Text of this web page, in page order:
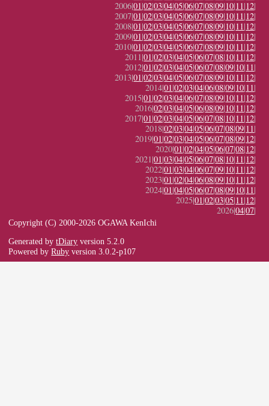
2006|01|02|03|04|05|06|07|08|09|10|11|12|
2007|01|02|03|04|05|06|07|08|09|10|11|12|
2008|01|02|03|04|05|06|07|08|09|10|11|12|
2009|01|02|03|04|05|06|07|08|09|10|11|12|
2010|01|02|03|04|05|06|07|08|09|10|11|12|
2011|01|02|03|04|05|06|07|08|10|11|12|
2012|01|02|03|04|05|06|07|08|09|10|11|
2013|01|02|03|04|05|06|07|08|09|10|11|12|
2014|01|02|03|04|06|08|09|10|11|
2015|01|02|03|04|06|07|08|09|10|11|12|
2016|02|03|04|05|06|08|09|10|11|12|
2017|01|02|03|04|05|06|07|08|10|11|12|
2018|02|03|04|05|06|07|08|09|11|
2019|01|02|03|04|05|06|07|08|09|12|
2020|01|02|04|05|06|07|08|12|
2021|01|03|04|05|06|07|08|10|11|12|
2022|01|03|04|06|07|09|10|11|12|
2023|01|02|04|06|08|09|10|11|12|
2024|01|04|05|06|07|08|09|10|11|
2025|01|02|03|05|11|12|
2026|04|07|
Copyright (C) 2000-2026 OGAWA KenIchi
Generated bytDiary version 5.2.0
Powered byRuby version 3.0.2-p107